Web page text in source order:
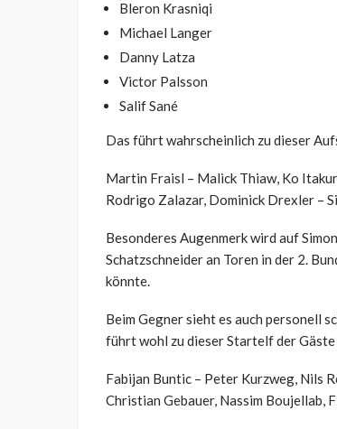
Bleron Krasniqi
Michael Langer
Danny Latza
Victor Palsson
Salif Sané
Das führt wahrscheinlich zu dieser
Martin Fraisl – Malick Thiaw, Ko
Rodrigo Zalazar, Dominick Drexler –
Besonderes Augenmerk wird auf
Schatzschneider an Toren in der 2.
könnte.
Beim Gegner sieht es auch personell
führt wohl zu dieser Startelf der Gäste
Fabijan Buntic – Peter Kurzweg, Nils
Christian Gebauer, Nassim Boujellab,